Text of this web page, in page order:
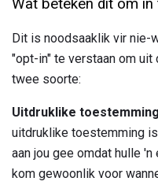
Wat beteken dit om in
Dit is noodsaaklik vir
"opt-in" te verstaan ​​om
twee soorte:
Uitdruklike toestemming
uitdruklike toestemming
aan jou gee omdat hulle
kom gewoonlik voor